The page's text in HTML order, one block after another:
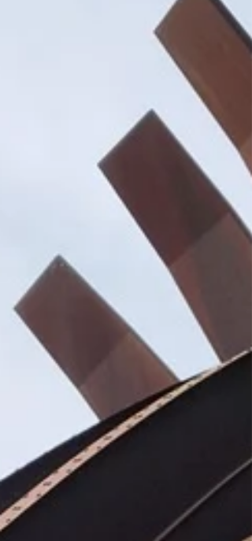
António Dâmaso Chainho nasceu em São
Francisco da Serra, Santiago do Cacém a
27 de Janeiro de 1938. Mestre Chainho,
como era carinhosamente conhecido
amigos e admiradores, génio da Guitarra
Portuguesa e Amigo fraterno – foi sócio
fundador do CEDA – Centro de Estudos
Documentais do Alentejo, onde
solidariamente integrou sempre os
sociais, sem qualquer destaque, e
fraternalmente ofereceu espectáculos,
para angariação de fundos, tanto à Casa
do Alentejo – quando integ